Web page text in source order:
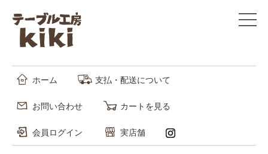
ホーム 支払・配送について
お問い合わせ カートを見る
会員ログイン 実店舗